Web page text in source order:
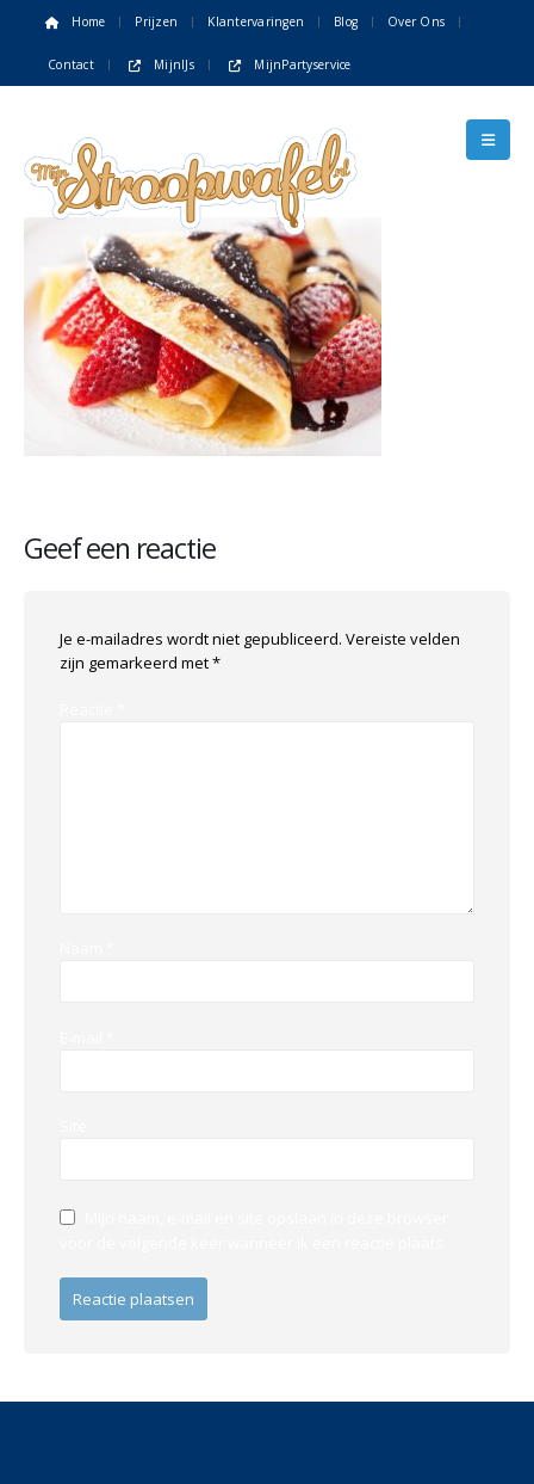
Home Prijzen Klantervaringen Blog Over Ons
Contact MijnIJs MijnPartyservice
Geef een reactie
Je e-mailadres wordt niet gepubliceerd. Vereiste velden
zijn gemarkeerd met*